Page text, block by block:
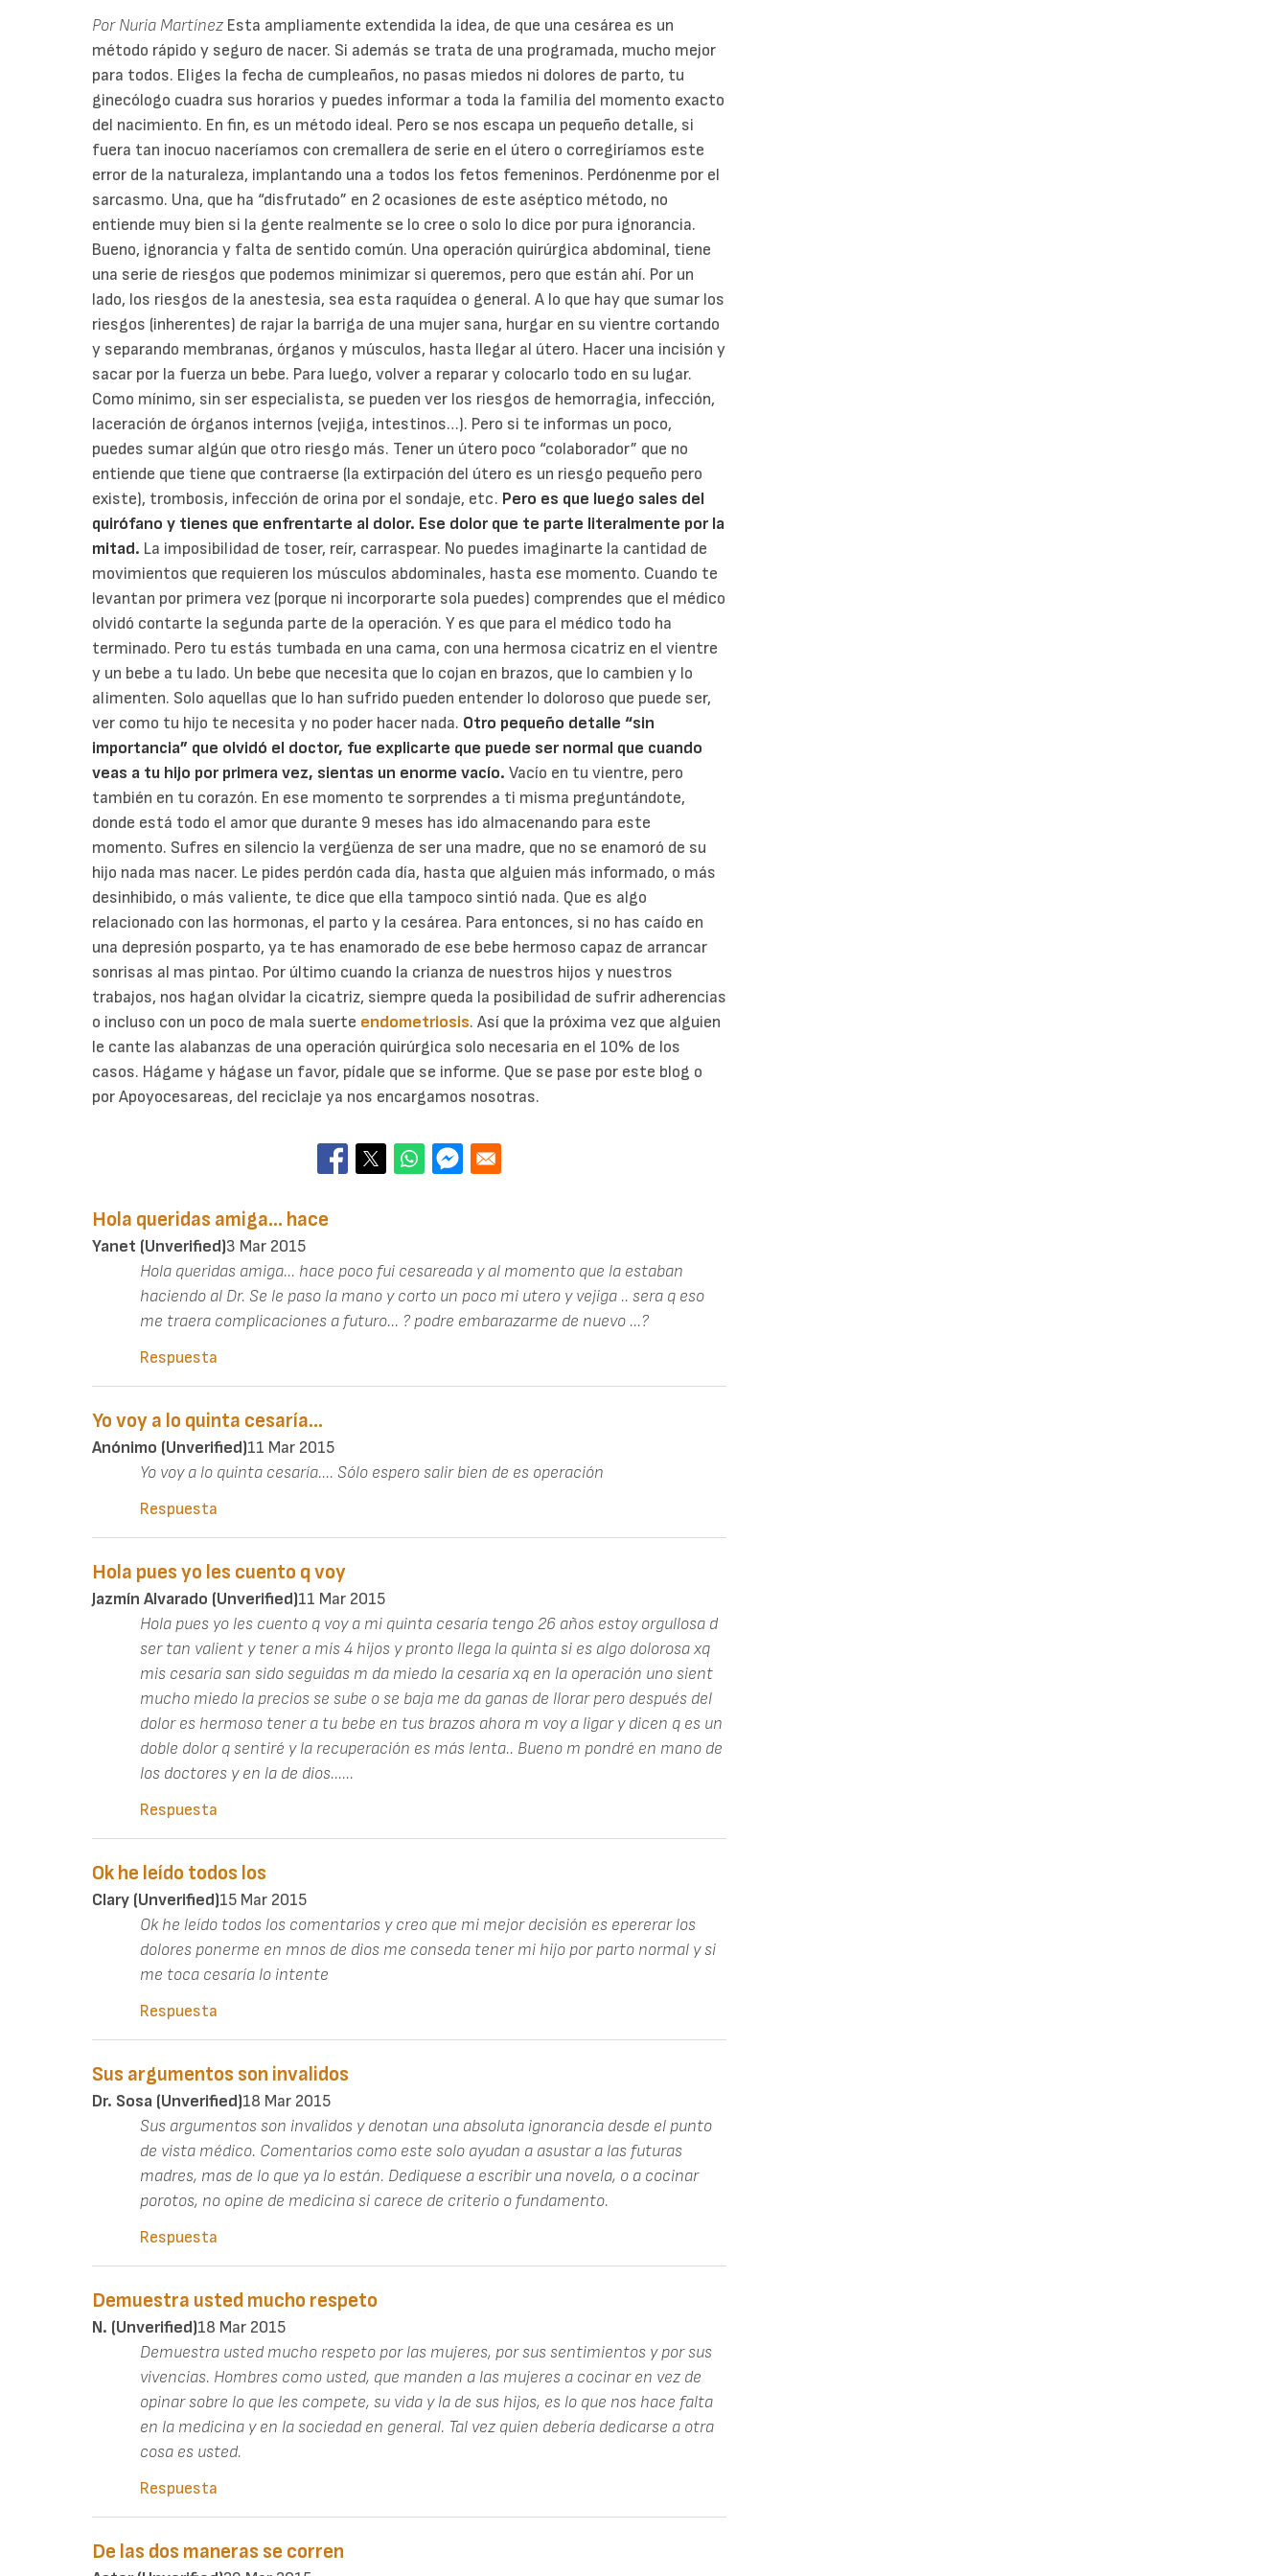
Por Nuria Martínez Esta ampliamente extendida la idea, de que una cesárea es un
método rápido y seguro de nacer. Si además se trata de una programada, mucho mejor
para todos. Eliges la fecha de cumpleaños, no pasas miedos ni dolores de parto, tu
ginecólogo cuadra sus horarios y puedes informar a toda la familia del momento exacto
del nacimiento. En fin, es un método ideal. Pero se nos escapa un pequeño detalle, si
fuera tan inocuo naceríamos con cremallera de serie en el útero o corregiríamos este
error de la naturaleza, implantando una a todos los fetos femeninos. Perdónenme por el
sarcasmo. Una, que ha “disfrutado” en 2 ocasiones de este aséptico método, no
entiende muy bien si la gente realmente se lo cree o solo lo dice por pura ignorancia.
Bueno, ignorancia y falta de sentido común. Una operación quirúrgica abdominal, tiene
una serie de riesgos que podemos minimizar si queremos, pero que están ahí. Por un
lado, los riesgos de la anestesia, sea esta raquídea o general. A lo que hay que sumar los
riesgos (inherentes) de rajar la barriga de una mujer sana, hurgar en su vientre cortando
y separando membranas, órganos y músculos, hasta llegar al útero. Hacer una incisión y
sacar por la fuerza un bebe. Para luego, volver a reparar y colocarlo todo en su lugar.
Como mínimo, sin ser especialista, se pueden ver los riesgos de hemorragia, infección,
laceración de órganos internos (vejiga, intestinos…). Pero si te informas un poco,
puedes sumar algún que otro riesgo más. Tener un útero poco “colaborador” que no
entiende que tiene que contraerse (la extirpación del útero es un riesgo pequeño pero
existe), trombosis, infección de orina por el sondaje, etc. Pero es que luego sales del
quirófano y tienes que enfrentarte al dolor. Ese dolor que te parte literalmente por la
mitad. La imposibilidad de toser, reír, carraspear. No puedes imaginarte la cantidad de
movimientos que requieren los músculos abdominales, hasta ese momento. Cuando te
levantan por primera vez (porque ni incorporarte sola puedes) comprendes que el médico
olvidó contarte la segunda parte de la operación. Y es que para el médico todo ha
terminado. Pero tu estás tumbada en una cama, con una hermosa cicatriz en el vientre
y un bebe a tu lado. Un bebe que necesita que lo cojan en brazos, que lo cambien y lo
alimenten. Solo aquellas que lo han sufrido pueden entender lo doloroso que puede ser,
ver como tu hijo te necesita y no poder hacer nada. Otro pequeño detalle “sin
importancia” que olvidó el doctor, fue explicarte que puede ser normal que cuando
veas a tu hijo por primera vez, sientas un enorme vacío. Vacío en tu vientre, pero
también en tu corazón. En ese momento te sorprendes a ti misma preguntándote,
donde está todo el amor que durante 9 meses has ido almacenando para este
momento. Sufres en silencio la vergüenza de ser una madre, que no se enamoró de su
hijo nada mas nacer. Le pides perdón cada día, hasta que alguien más informado, o más
desinhibido, o más valiente, te dice que ella tampoco sintió nada. Que es algo
relacionado con las hormonas, el parto y la cesárea. Para entonces, si no has caído en
una depresión posparto, ya te has enamorado de ese bebe hermoso capaz de arrancar
sonrisas al mas pintao. Por último cuando la crianza de nuestros hijos y nuestros
trabajos, nos hagan olvidar la cicatriz, siempre queda la posibilidad de sufrir adherencias
o incluso con un poco de mala suerte endometriosis. Así que la próxima vez que alguien
le cante las alabanzas de una operación quirúrgica solo necesaria en el 10% de los
casos. Hágame y hágase un favor, pídale que se informe. Que se pase por este blog o
por Apoyocesareas, del reciclaje ya nos encargamos nosotras.
Hola queridas amiga... hace
Yanet (unverified)3 Mar 2015
Hola queridas amiga... hace poco fui cesareada y al momento que la estaban
haciendo al Dr. Se le paso la mano y corto un poco mi utero y vejiga .. sera q eso
me traera complicaciones a futuro... ? podre embarazarme de nuevo ...?
Respuesta
Yo voy a lo quinta cesaría...
Anónimo (unverified)11 Mar 2015
Yo voy a lo quinta cesaría.... Sólo espero salir bien de es operación
Respuesta
Hola pues yo les cuento q voy
Jazmín Alvarado (unverified)11 Mar 2015
Hola pues yo les cuento q voy a mi quinta cesaría tengo 26 años estoy orgullosa d
ser tan valient y tener a mis 4 hijos y pronto llega la quinta si es algo dolorosa xq
mis cesaría san sido seguidas m da miedo la cesaría xq en la operación uno sient
mucho miedo la precios se sube o se baja me da ganas de llorar pero después del
dolor es hermoso tener a tu bebe en tus brazos ahora m voy a ligar y dicen q es un
doble dolor q sentiré y la recuperación es más lenta.. Bueno m pondré en mano de
los doctores y en la de dios......
Respuesta
Ok he leído todos los
Clary (unverified)15 Mar 2015
Ok he leído todos los comentarios y creo que mi mejor decisión es epererar los
dolores ponerme en mnos de dios me conseda tener mi hijo por parto normal y si
me toca cesaría lo intente
Respuesta
Sus argumentos son invalidos
Dr. Sosa (unverified)18 Mar 2015
Sus argumentos son invalidos y denotan una absoluta ignorancia desde el punto
de vista médico. Comentarios como este solo ayudan a asustar a las futuras
madres, mas de lo que ya lo están. Dediquese a escribir una novela, o a cocinar
porotos, no opine de medicina si carece de criterio o fundamento.
Respuesta
Demuestra usted mucho respeto
N. (unverified)18 Mar 2015
Demuestra usted mucho respeto por las mujeres, por sus sentimientos y por sus
vivencias. Hombres como usted, que manden a las mujeres a cocinar en vez de
opinar sobre lo que les compete, su vida y la de sus hijos, es lo que nos hace falta
en la medicina y en la sociedad en general. Tal vez quien debería dedicarse a otra
cosa es usted.
Respuesta
De las dos maneras se corren